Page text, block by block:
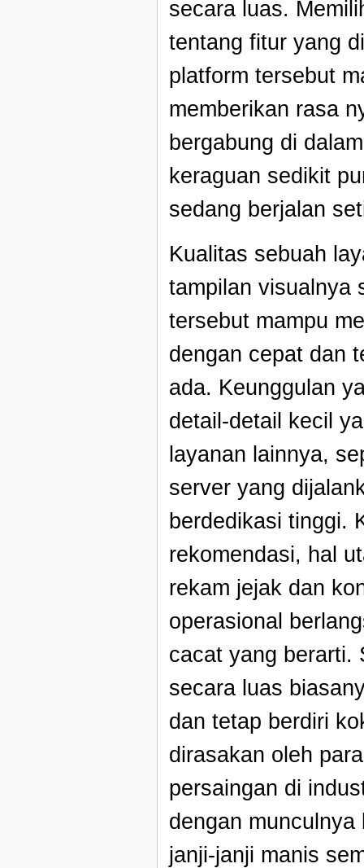
secara luas.
tentang fitur yang
platform tersebut
memberikan rasa
bergabung di
keraguan sedikit
sedang berjalan
Kualitas sebuah
tampilan visualnya
tersebut mampu
dengan cepat dan
ada. Keunggulan
detail-detail kecil
layanan lainnya,
server yang
berdedikasi tinggi.
rekomendasi, hal
rekam jejak dan
operasional
cacat yang berarti.
secara luas
dan tetap berdiri
dirasakan oleh
persaingan di
dengan
janji-janji manis